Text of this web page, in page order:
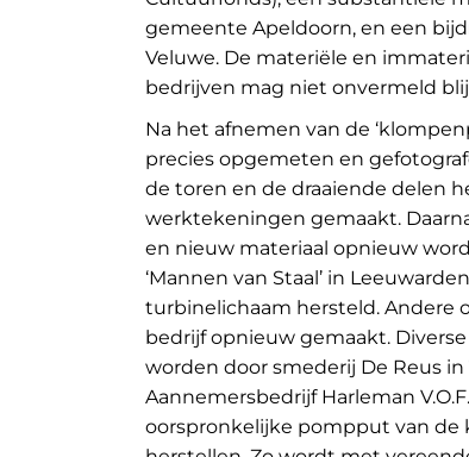
gemeente Apeldoorn, en een
Veluwe. De materiële en
bedrijven mag niet onvermeld
Na het afnemen van de
precies opgemeten en
de toren en de draaiende delen
werktekeningen gemaakt.
en nieuw materiaal opnieuw
‘Mannen van Staal’ in
turbinelichaam hersteld. Andere
bedrijf opnieuw gemaakt.
worden door smederij De Reus in
Aannemersbedrijf Harleman
oorspronkelijke pompput van